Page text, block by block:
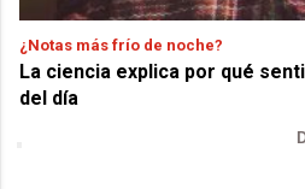
¿Notas más frío de noche?
La ciencia explica por qué
del día